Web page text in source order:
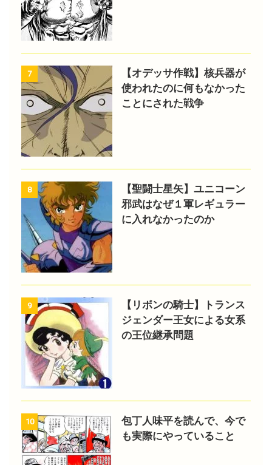
7
【オデッサ作戦】核兵器が
使われたのに何もなかった
ことにされた戦争
8
【聖闘士星矢】ユニコーン
邪武はなぜ１軍レギュラー
に入れなかったのか
9
【リボンの騎士】トランス
ジェンダー王女による女系
の王位継承問題
10
包丁人味平を読んで、今で
も実際にやっていること